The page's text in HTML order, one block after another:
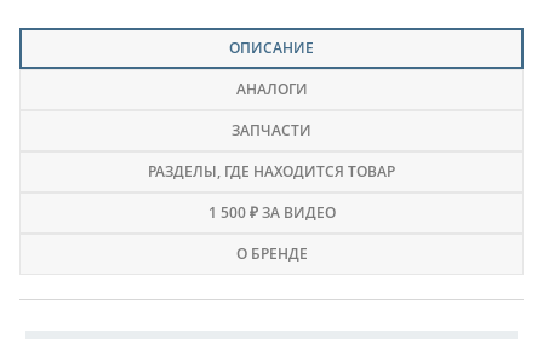
ОПИСАНИЕ
АНАЛОГИ
ЗАПЧАСТИ
РАЗДЕЛЫ, ГДЕ НАХОДИТСЯ ТОВАР
1 500 ₽ ЗА ВИДЕО
О БРЕНДЕ